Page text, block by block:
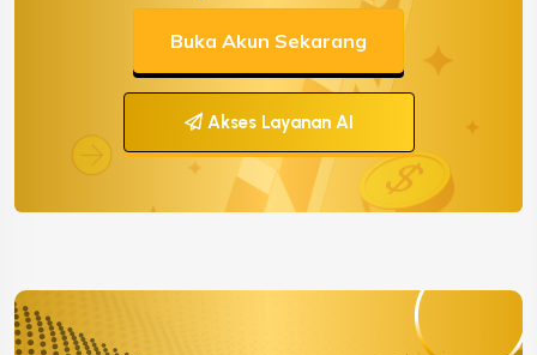
Buka Akun Sekarang
Akses Layanan AI